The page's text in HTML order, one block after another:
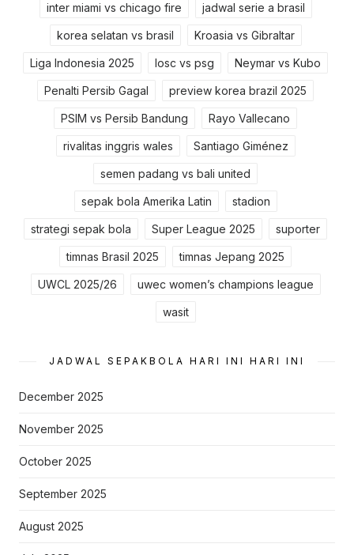
inter miami vs chicago fire jadwal serie a brasil
korea selatan vs brasil Kroasia vs Gibraltar
Liga Indonesia 2025 losc vs psg Neymar vs Kubo
Penalti Persib Gagal preview korea brazil 2025
PSIM vs Persib Bandung Rayo Vallecano
rivalitas inggris wales Santiago Giménez
semen padang vs bali united
sepak bola Amerika Latin stadion
strategi sepak bola Super League 2025 suporter
timnas Brasil 2025 timnas Jepang 2025
UWCL 2025/26 uwec women’s champions league
wasit
JADWAL SEPAKBOLA HARI INI HARI INI
December 2025
November 2025
October 2025
September 2025
August 2025